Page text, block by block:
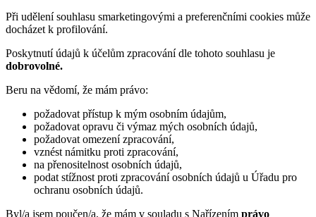
Při udělení souhlasu smarketingovými a preferenčními cookies může
docházet k profilování.
Poskytnutí údajů k účelům zpracování dle tohoto souhlasu je
dobrovolné.
Beru na vědomí, že mám právo:
požadovat přístup k mým osobním údajům,
požadovat opravu či výmaz mých osobních údajů,
požadovat omezení zpracování,
vznést námitku proti zpracování,
na přenositelnost osobních údajů,
podat stížnost proti zpracování osobních údajů u Úřadu pro
ochranu osobních údajů.
Byl/a jsem poučen/a, že mám v souladu s Nařízením právo